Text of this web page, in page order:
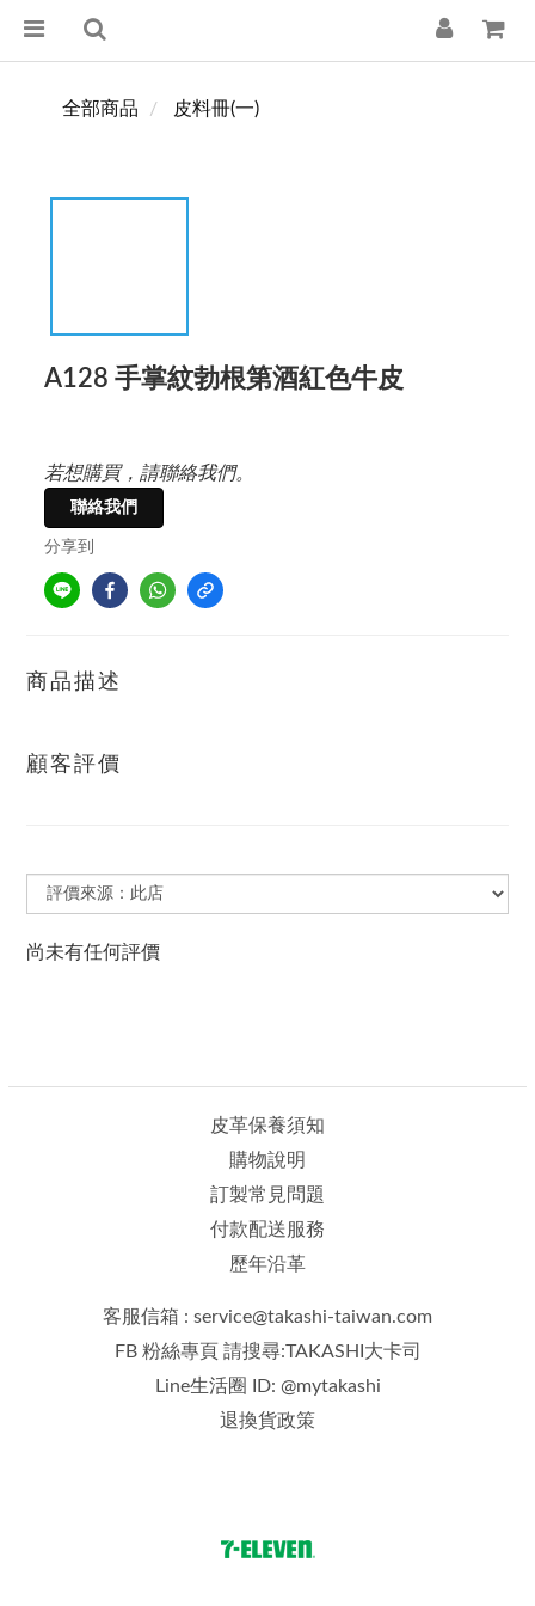
全部商品 皮料冊(一)
A128 手掌紋勃根第酒紅色牛皮
若想購買，請聯絡我們。
聯絡我們
分享到
商品描述
顧客評價
尚未有任何評價
皮革保養須知
購物說明
訂製常見問題
付款配送服務
歷年沿革
客服信箱 : service@takashi-taiwan.com
FB 粉絲專頁 請搜尋:TAKASHI大卡司
Line生活圈 ID: @mytakashi
退換貨政策